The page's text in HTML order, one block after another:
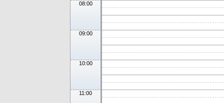
08:00
09:00
10:00
11:00